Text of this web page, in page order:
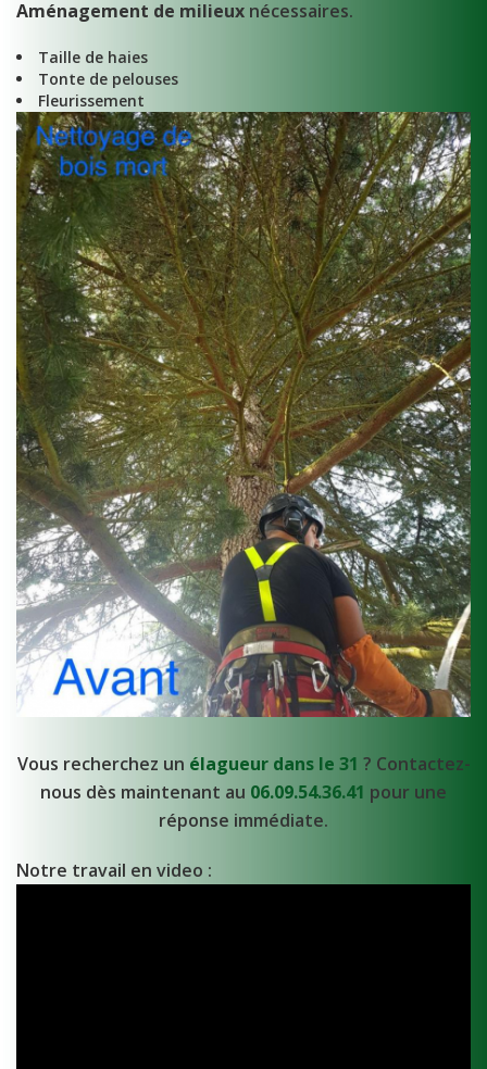
Aménagement de milieux nécessaires.
Taille de haies
Tonte de pelouses
Fleurissement
Vous recherchez un élagueur dans le 31 ? Contactez-
nous dès maintenant au 06.09.54.36.41 pour une
réponse immédiate.
Notre travail en video :